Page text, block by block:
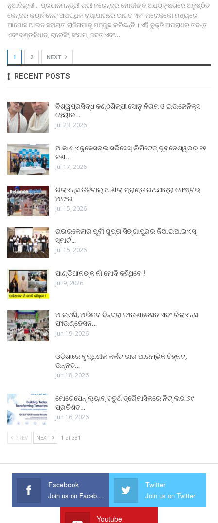
ନୂଆଦିଲ୍ଲୀ . -ପ୍ରଧାନମନ୍ତ୍ରୀ ଶ୍ରୀ ନରେନ୍ଦ୍ର ମୋଦୀଙ୍କ ଅଧ୍ୟକ୍ଷତାରେ ଅନୁଷ୍ଠିତ
କେନ୍ଦ୍ର କ୍ୟାବିନେଟ ଅପରାଧିକ ବ୍ୟାପାରରେ ଭାରତ ଏବଂ ମରୋକ୍କୋ ମଧ୍ୟରେ
ଆପୋସ ଆଇନ ସହାୟତା ରାଜିନାମାକୁ ମଞ୍ଜୁର କରିଛନ୍ତି । ଏହି ଚୁକ୍ତି ଅପରାଧର ତଦନ୍ତ
ଏବଂ ଦଣ୍ଡବିଧାନ, ଟ୍ରେସିଂ, ସଂଯମ, ଜବତ ଏବଂ…
1 2 NEXT
RECENT POSTS
ବିଶ୍ୱପ୍ରସିଦ୍ଧ କଣ୍ଠଶିଳ୍ପୀ ସୋନୁ ନିଗମ ଓ ଇଉଜେନିକ୍ସ
ହେୟାର…
Jul 23, 2026
ଆକାଶ ଏଜୁକେସନାଲ ସର୍ଭିସେସ୍ ଲିମିଟେଡ୍ ଭୁବନେଶ୍ୱରର ୧୧
ଜଣ…
Jul 17, 2026
ରିଲାଏନ୍ସ ଡିଜିଟାଲ୍ ଆଣିଲା ଗ୍ରାଣ୍ଡ ରଥଯାତ୍ରା ଫେଷ୍ଟିଭ୍
ଅଫର
Jul 15, 2026
ରାଉରକେଲାର ପୂର୍ବୀ ଗୁପ୍ତା ସିଙ୍ଗାପୁରର ଜିଆଇଆଇଏସ୍
ସ୍ମାର୍ଟ…
Jul 15, 2026
ପାଣ୍ଡିଆନଙ୍କ ନାଁ ମୋଦି କହିଥିବେ !
Jul 9, 2026
ଆଇଓସି, ଅଭିନବ ବିନ୍ଦ୍ରା ଫାଉଣ୍ଡେସନ ଏବଂ ରିଲାଏନ୍ସ
ଫାଉଣ୍ଡେସନ…
Jun 19, 2026
ଓଡ଼ିଶାରେ ବୃଦ୍ଧିଶୀଳ କର୍କଟ ଭାର ଆରମ୍ଭିକ ଚିହ୍ନଟ,
ଉନ୍ନତ…
Jun 18, 2026
ମୋରେପେନ୍ ଲ୍ୟାବ୍ ଚତୁର୍ଥ ତ୍ରୈମାସିକରେ ନିଟ୍ ଲାଭ ୬୯
ପ୍ରତିଶତ…
Jun 16, 2026
PREV NEXT 1 of 381
Facebook
Join us on Facebook
Twitter
Join us on Twitter
Youtube